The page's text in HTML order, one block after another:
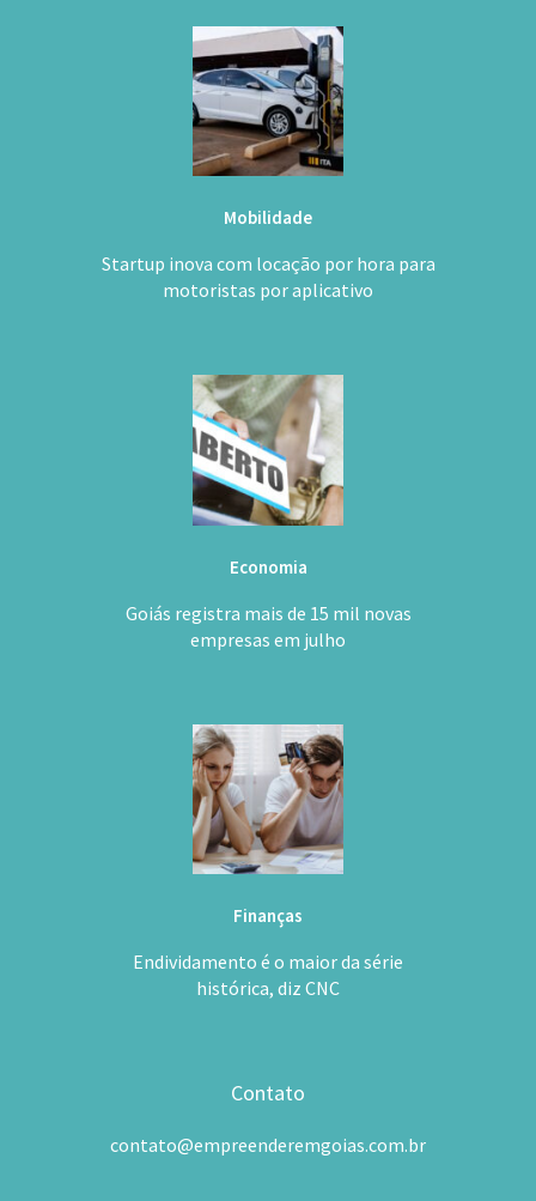
Mobilidade
Startup inova com locação por hora para
motoristas por aplicativo
Economia
Goiás registra mais de 15 mil novas
empresas em julho
Finanças
Endividamento é o maior da série
histórica, diz CNC
Contato
contato@empreenderemgoias.com.br